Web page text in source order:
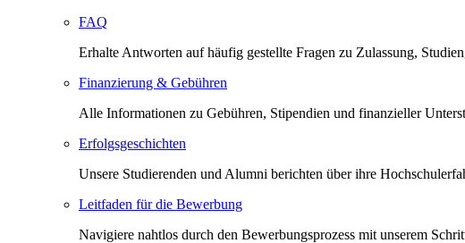
FAQ
Erhalte Antworten auf häufig gestellte Fragen zu Zulassung,
Finanzierung & Gebühren
Alle Informationen zu Gebühren, Stipendien und finanzieller
Erfolgsgeschichten
Unsere Studierenden und Alumni berichten über ihre
Leitfaden für die Bewerbung
Navigiere nahtlos durch den Bewerbungsprozess mit unserem